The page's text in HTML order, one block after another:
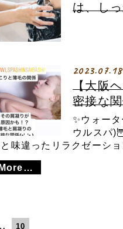
は、し
2023.07.18
【大阪
密接な
✨ウォー
ウルスパ
味違ったリラクゼーシ
More…
10